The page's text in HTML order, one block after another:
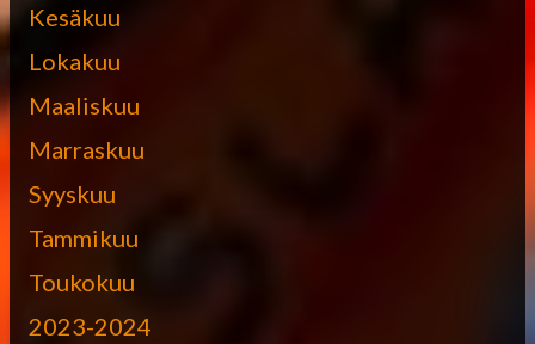
Kesäkuu
Lokakuu
Maaliskuu
Marraskuu
Syyskuu
Tammikuu
Toukokuu
2023-2024